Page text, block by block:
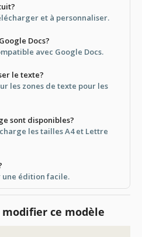
et à personnaliser.
Docs?
avec Google Docs.
le texte?
les zones de texte pour les
sont disponibles?
les tailles A4 et Lettre
une édition facile.
ce modèle